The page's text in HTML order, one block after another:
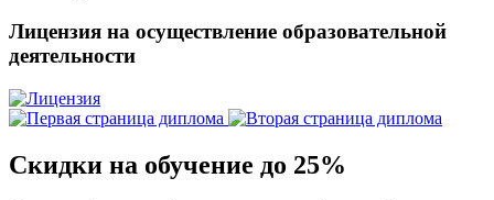
Лицензия на осуществление образовательной
деятельности
Скидки на обучение до 25%